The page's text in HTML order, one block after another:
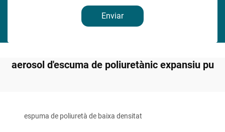
Enviar
aerosol d'escuma de poliuretànic expansiu pu
espuma de poliuretà de baixa densitat